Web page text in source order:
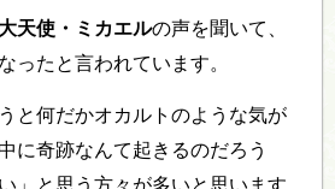
大天使・ミカエルの声を聞いて、
ったと言われています。
と何だかオカルトのような気が
に奇跡なんて起きるのだろう
」と思う方々が多いと思います